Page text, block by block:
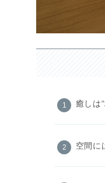
癒しは
空間に